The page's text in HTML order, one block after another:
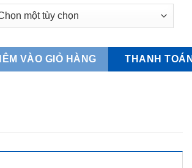
6 món Iris KITCHEN CHEF số lượng
VÀO GIỎ HÀNG THANH